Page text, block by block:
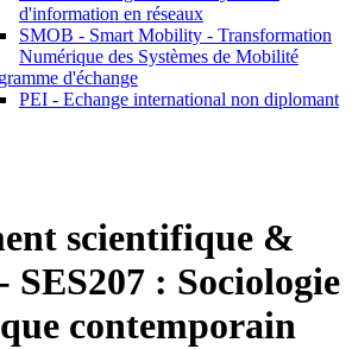
d'information en réseaux
SMOB - Smart Mobility - Transformation
Numérique des Systèmes de Mobilité
d'échange
PEI - Echange international non diplomant
scientifique &
- SES207 : Sociologie
contemporain